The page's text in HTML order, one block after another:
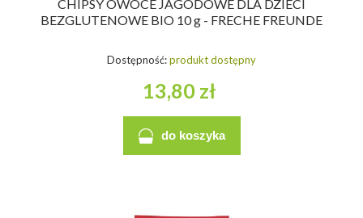
CHIPSY OWOCE JAGODOWE DLA DZIECI
BEZGLUTENOWE BIO 10 g - FRECHE FREUNDE
Dostępność:produkt dostępny
13,80 zł
do koszyka